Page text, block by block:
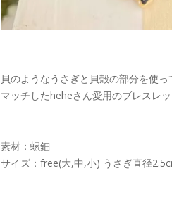
貝のようなうさぎと貝殻の部分を使
マッチしたheheさん愛用のブレスレッ
素材：螺鈿
サイズ：free(大,中,小) うさぎ直径